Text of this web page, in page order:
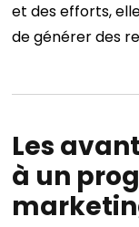
et des efforts,
de générer des
Les
à un